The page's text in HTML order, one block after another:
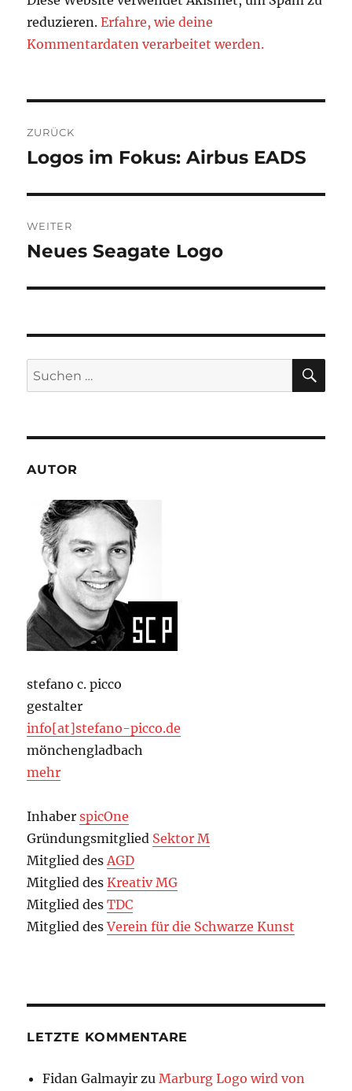
reduzieren.Erfahre, wie deine
Kommentardaten verarbeitet werden.
ZURÜCK
Vorheriger
Logos im Fokus: Airbus EADS
WEITER
Nächster
Neues Seagate Logo
Suchen
nach:
AUTOR
stefano c. picco
gestalter
info[at]stefano-picco.de
mönchengladbach
mehr
InhaberspicOne
Gründungsmitglied Sektor M
Mitglied desAGD
Mitglied desKreativ MG
Mitglied desTDC
Mitglied desVerein für die Schwarze Kunst
LETZTE KOMMENTARE
Fidan Galmayir zuMarburg Logo wird von